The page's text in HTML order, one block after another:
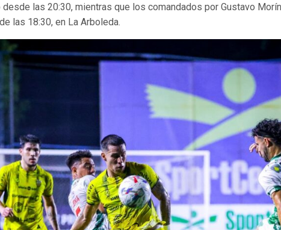
las 20:30, mientras que los comandados por Gustavo
las 18:30, en La Arboleda.